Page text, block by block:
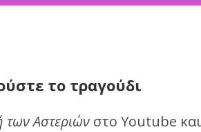
το τραγούδι
των Αστεριών στο Youtube